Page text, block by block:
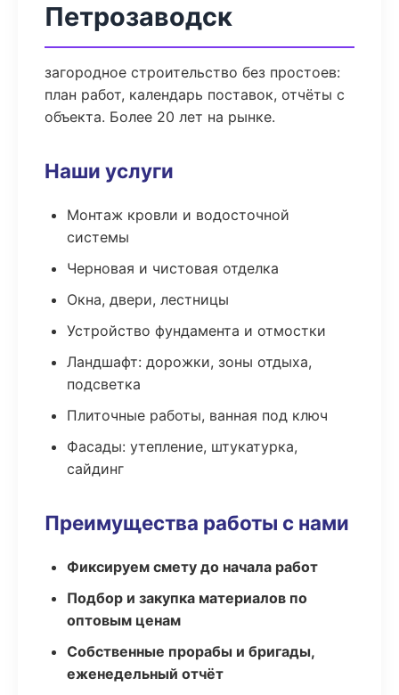
Петрозаводск
загородное строительство без простоев:
план работ, календарь поставок, отчёты с
объекта. Более 20 лет на рынке.
Наши услуги
Монтаж кровли и водосточной
системы
Черновая и чистовая отделка
Окна, двери, лестницы
Устройство фундамента и отмостки
Ландшафт: дорожки, зоны отдыха,
подсветка
Плиточные работы, ванная под ключ
Фасады: утепление, штукатурка,
сайдинг
Преимущества работы с нами
Фиксируем смету до начала работ
Подбор и закупка материалов по
оптовым ценам
Собственные прорабы и бригады,
еженедельный отчёт